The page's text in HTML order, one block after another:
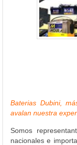
Baterias Dubini,
avalan nuestra
Somos
nacionales e